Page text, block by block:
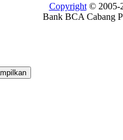
Copyright© 2005-
Bank BCA Cabang